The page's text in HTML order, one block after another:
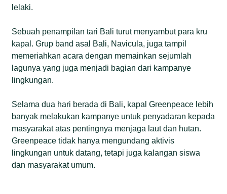
lelaki.
Sebuah penampilan tari Bali turut menyambut para kru
kapal. Grup band asal Bali, Navicula, juga tampil
memeriahkan acara dengan memainkan sejumlah
lagunya yang juga menjadi bagian dari kampanye
lingkungan.
Selama dua hari berada di Bali, kapal Greenpeace lebih
banyak melakukan kampanye untuk penyadaran kepada
masyarakat atas pentingnya menjaga laut dan hutan.
Greenpeace tidak hanya mengundang aktivis
lingkungan untuk datang, tetapi juga kalangan siswa
dan masyarakat umum.